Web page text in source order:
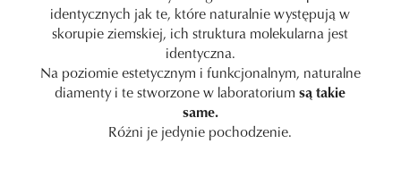
identycznych jak te, które naturalnie występują w
skorupie ziemskiej, ich struktura molekularna jest
identyczna.
Na poziomie estetycznym i funkcjonalnym, naturalne
diamenty i te stworzone w laboratoriumsą takie
same.
Różni je jedynie pochodzenie.